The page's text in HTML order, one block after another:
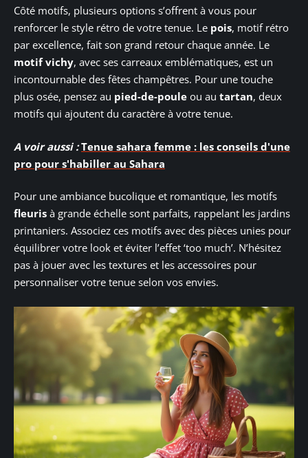
Côté motifs, plusieurs options s’offrent à vous pour
renforcer le style rétro de votre tenue. Le pois, motif rétro
par excellence, fait son grand retour chaque année. Le
motif vichy, avec ses carreaux emblématiques, est un
incontournable des fêtes champêtres. Pour une touche
plus osée, pensez au pied-de-poule ou au tartan, deux
motifs qui ajoutent du caractère à votre tenue.
A voir aussi : Tenue sahara femme : les conseils d'une
pro pour s'habiller au Sahara
Pour une ambiance bucolique et romantique, les motifs
fleuris à grande échelle sont parfaits, rappelant les jardins
printaniers. Associez ces motifs avec des pièces unies pour
équilibrer votre look et éviter l’effet ‘too much’. N’hésitez
pas à jouer avec les textures et les accessoires pour
personnaliser votre tenue selon vos envies.